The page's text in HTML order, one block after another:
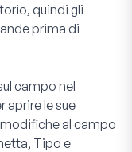
quindi gli
prima di
campo nel
aprire le sue
al campo
, Tipo e